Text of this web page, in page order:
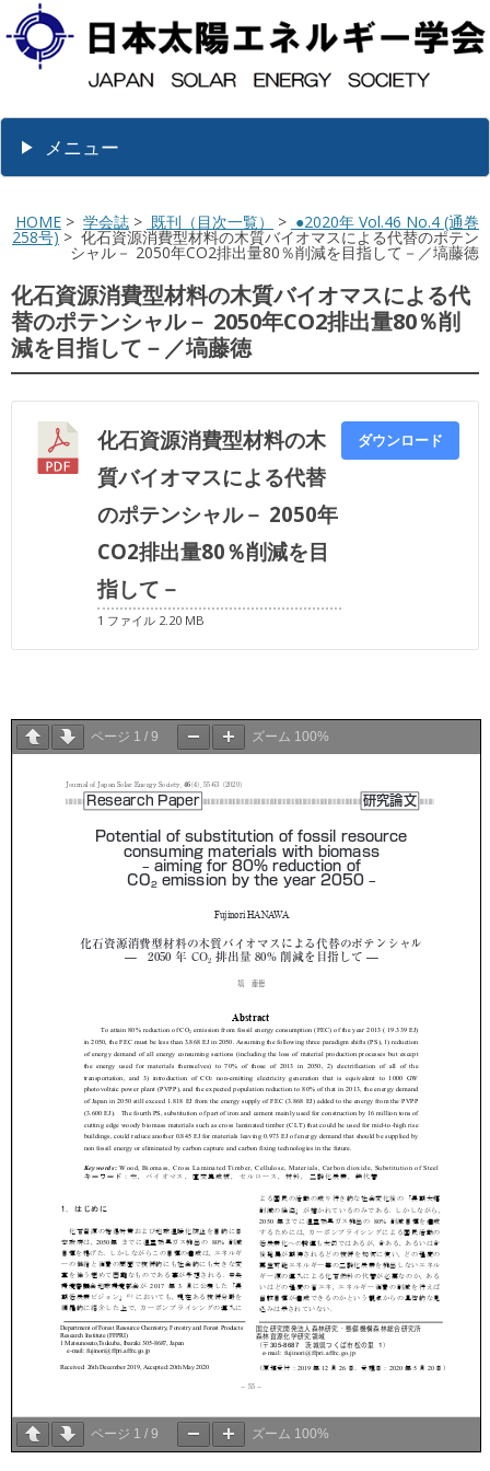
メニュー
HOME > 学会誌 > 既刊（目次一覧） > ●2020年 Vol.46 No.4 (通巻
258号) > 化石資源消費型材料の木質バイオマスによる代替のポテン
シャル－ 2050年CO2排出量80％削減を目指して－／塙藤徳
化石資源消費型材料の木質バイオマスによる代
替のポテンシャル－ 2050年CO2排出量80％削
減を目指して－／塙藤徳
化石資源消費型材料の木
質バイオマスによる代替
のポテンシャル－ 2050年
CO2排出量80％削減を目
指して－
1 ファイル 2.20 MB
ダウンロード
ページ 1 / 9 ズーム 100%
ページ 1 / 9 ズーム 100%